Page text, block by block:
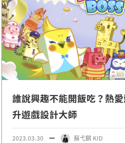
誰說興趣不能開飯吃？熱
升遊戲設計大師
2023.03.30 蘇弋麟 KID